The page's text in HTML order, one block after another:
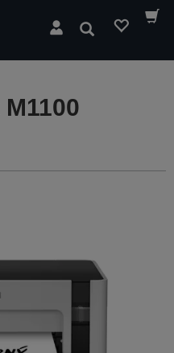
Hledat